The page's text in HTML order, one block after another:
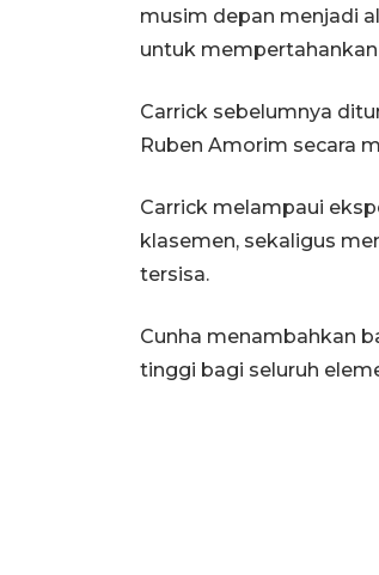
musim depan menjadi
untuk
Carrick sebelumnya
Ruben Amorim secara
Carrick melampaui
klasemen, sekaligus
tersisa.
Cunha menambahkan
tinggi bagi seluruh